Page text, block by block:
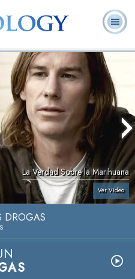
Ministros
Preguntas
Frecuentes
La Verdad Sobre la Marihuana
Ver Video
DROGAS